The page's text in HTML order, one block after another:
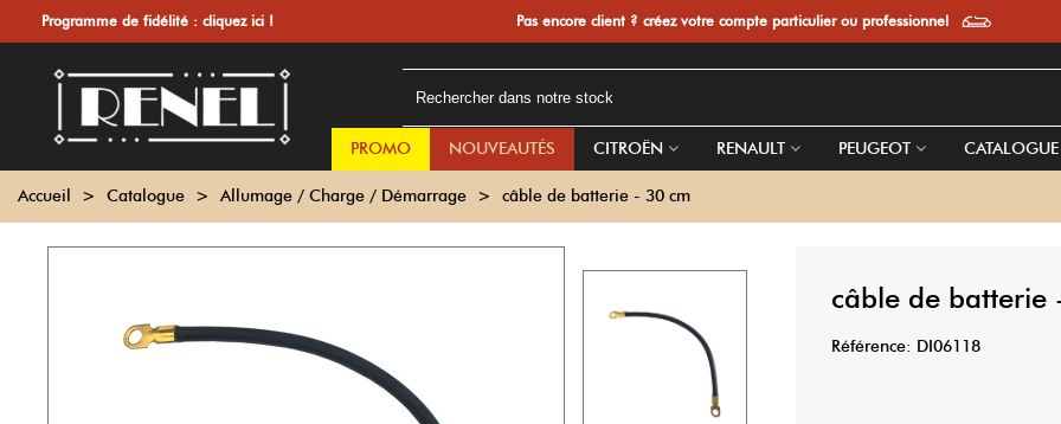
Programme de fidélité : cliquez ici ! Pas encore client ? créez votre compte particulier ou professionnel
PROMO
NOUVEAUTÉS CITROËN RENAULT PEUGEOT CATALOGUE
Accueil > Catalogue > Allumage / Charge / Démarrage > câble de batterie - 30 cm
câble de batterie
Référence: DI06118